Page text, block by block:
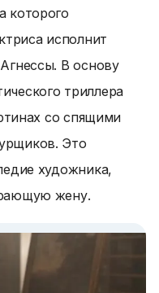
которого
исполнит
В основу
триллера
со спящими
Это
художника,
жену.